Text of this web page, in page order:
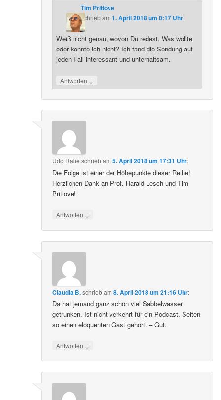
Tim Pritlove
schriebam 1. April 2018 um 0:17 Uhr:
Weiß nicht genau, wovon Du redest. Was wollte
oder konnte ich nicht? Ich fand die Sendung auf
jeden Fall interessant und unterhaltsam.
Antworten ↓
Udo Rabe schriebam5. April 2018 um 17:31 Uhr:
Die Folge ist einer der Höhepunkte dieser Reihe!
Herzlichen Dank an Prof. Harald Lesch und Tim
Pritlove!
Antworten ↓
Claudia B.schriebam8. April 2018 um 21:16 Uhr:
Da hat jemand ganz schön viel Sabbelwasser
getrunken. Ist nicht verkehrt für ein Podcast. Selten
so einen eloquenten Gast gehört. – Gut.
Antworten ↓